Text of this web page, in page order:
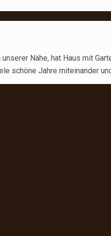
Nähe, hat Haus mit
schöne Jahre miteinander